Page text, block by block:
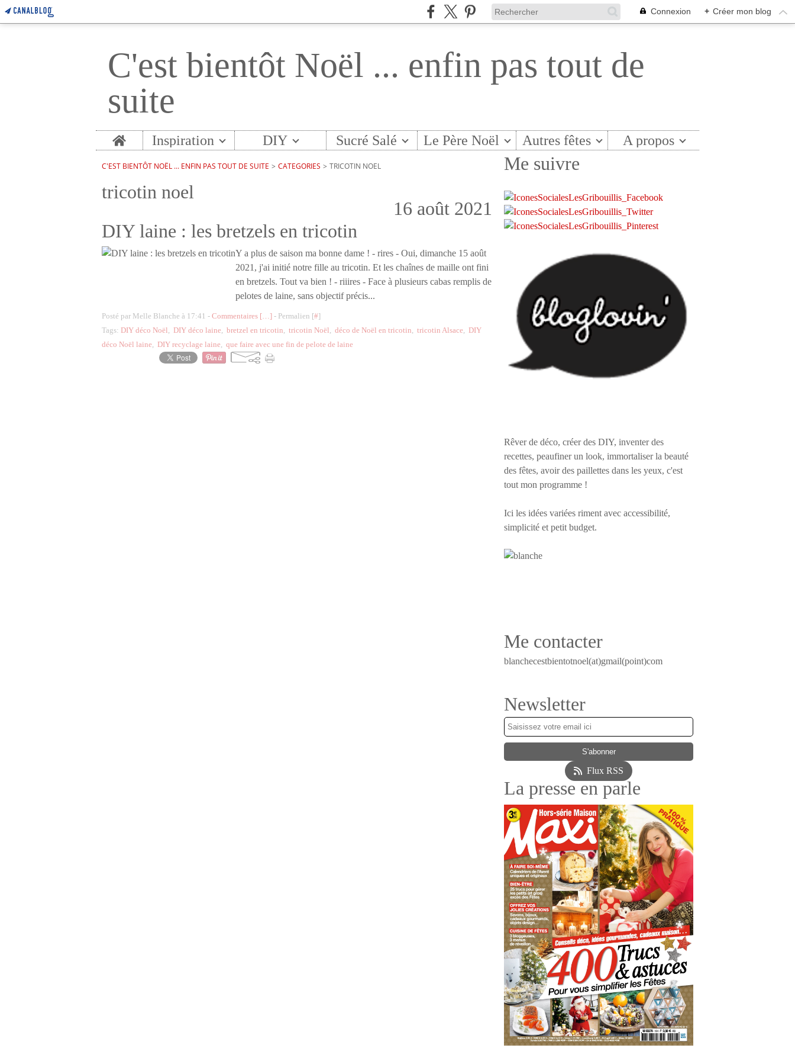
Connexion + Créer mon blog
C'est bientôt Noël ... enfin pas tout de
suite
Home Inspiration DIY Sucré Salé Le Père Noël Autres fêtes A propos
C'EST BIENTÔT NOËL ... ENFIN PAS TOUT DE SUITE > CATEGORIES > TRICOTIN NOEL
tricotin noel
16 août 2021
DIY laine : les bretzels en tricotin
Y a plus de saison ma bonne dame ! - rires - Oui, dimanche 15 août
2021, j'ai initié notre fille au tricotin. Et les chaînes de maille ont fini
en bretzels. Tout va bien ! - riiires - Face à plusieurs cabas remplis de
pelotes de laine, sans objectif précis...
Posté par Melle Blanche à 17:41 - Commentaires […] - Permalien [#]
Tags: DIY déco Noël, DIY déco laine, bretzel en tricotin, tricotin Noël, déco de Noël en tricotin, tricotin Alsace, DIY
déco Noël laine, DIY recyclage laine, que faire avec une fin de pelote de laine
Me suivre
Rêver de déco, créer des DIY, inventer des
recettes, peaufiner un look, immortaliser la beauté
des fêtes, avoir des paillettes dans les yeux, c'est
tout mon programme !
Ici les idées variées riment avec accessibilité,
simplicité et petit budget.
Me contacter
blanchecestbientotnoel(at)gmail(point)com
Newsletter
Flux RSS
La presse en parle